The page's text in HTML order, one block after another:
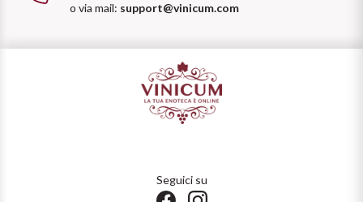
Vini Lucanio via mail: support@vinicum.com
Seguici su